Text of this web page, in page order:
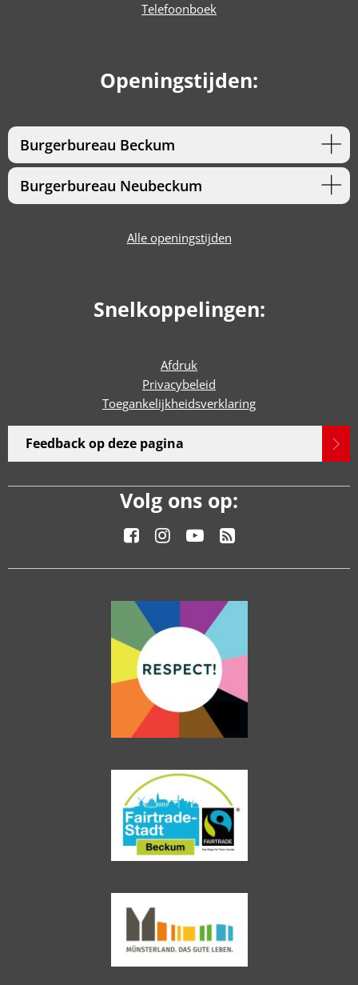
Telefoonboek
Openingstijden:
Burgerbureau Beckum
Burgerbureau Neubeckum
Alle openingstijden
Snelkoppelingen:
Afdruk
Privacybeleid
Toegankelijkheidsverklaring
Feedback op deze pagina
Volg ons op: